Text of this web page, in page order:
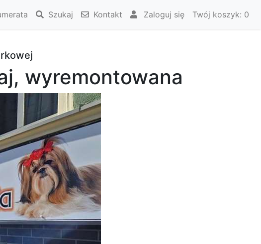
Szukaj Kontakt Zaloguj się Twój koszyk: 0
wyremontowana